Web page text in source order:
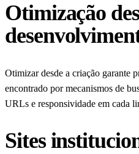
Otimização
Otimizar desde a criação garante
encontrado por mecanismos de
URLs e responsividade em cada
Sites